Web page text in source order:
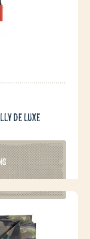
de luxe
Ce
produit
a
variations.
options
peuvent